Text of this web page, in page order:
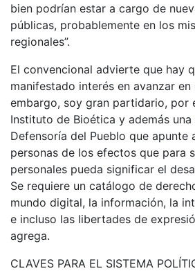
bien podrían estar a cargo de
públicas, probablemente en los
regionales”.
El convencional advierte que hay
manifestado interés en avanzar en
embargo, soy gran partidario, por
Instituto de Bioética y además una
Defensoría del Pueblo que apunte
personas de los efectos que para
personales pueda significar el
Se requiere un catálogo de
mundo digital, la información, la
e incluso las libertades de
agrega.
CLAVES PARA EL SISTEMA